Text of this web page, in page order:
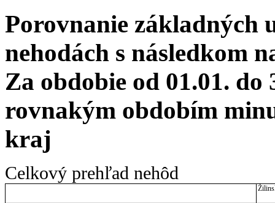
Porovnanie základných
nehodách s následkom
Za obdobie od 01.01. do
rovnakým obdobím
kraj
Celkový prehľad nehôd